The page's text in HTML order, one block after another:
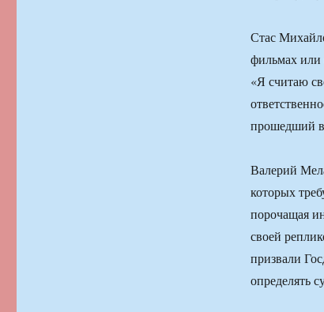
Стас
фильмах или
«Я считаю
прошедший в
Валерий
которых
порочащая
своей
призвали
определять